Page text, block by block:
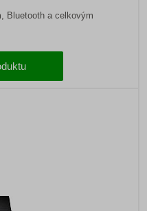
Bluetooth a celkovým